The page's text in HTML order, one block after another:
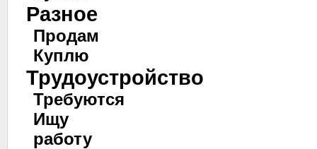
Разное
Продам
Куплю
Трудоустройство
Требуются
Ищу
работу